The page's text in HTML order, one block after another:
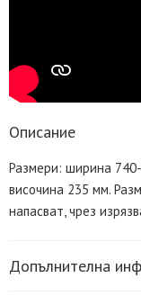
Описание
Размери: ширина
височина 235 мм.
напасват, чрез
Допълнителна